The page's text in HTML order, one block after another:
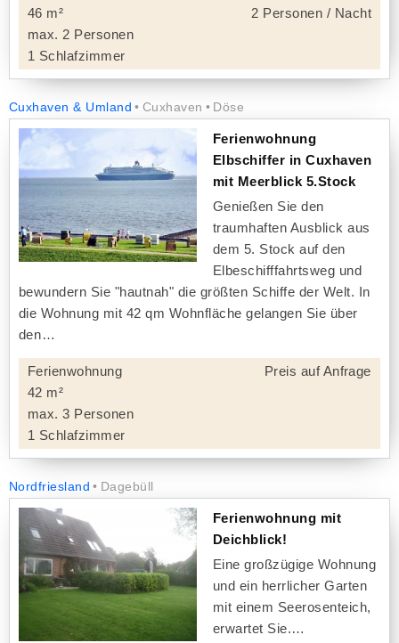
46 m²
max. 2 Personen
1 Schlafzimmer
2 Personen / Nacht
Cuxhaven & Umland Cuxhaven Döse
Ferienwohnung
Elbschiffer in Cuxhaven
mit Meerblick 5.Stock
Genießen Sie den
traumhaften Ausblick aus
dem 5. Stock auf den
Elbeschifffahrtsweg und
bewundern Sie "hautnah" die größten Schiffe der Welt. In
die Wohnung mit 42 qm Wohnfläche gelangen Sie über
den
Ferienwohnung
42 m²
max. 3 Personen
1 Schlafzimmer
Preis auf Anfrage
Nordfriesland Dagebüll
Ferienwohnung mit
Deichblick!
Eine großzügige Wohnung
und ein herrlicher Garten
mit einem Seerosenteich,
erwartet Sie.